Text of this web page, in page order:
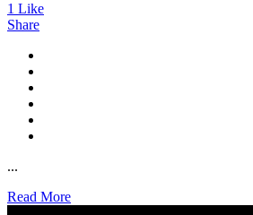
1 Like
Share
...
Read More